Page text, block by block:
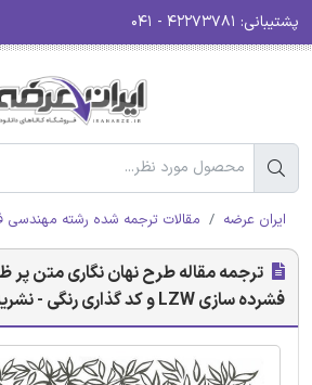
پشتیبانی:
ایران عرضه مقالات ترجمه شده رشته مهندسی
ترجمه مقاله طرح نهان نگاری متن پر
فشرده سازی LZW و کد گذاری رنگی - نشریه الزویر